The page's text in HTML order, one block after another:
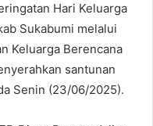
Hari Keluarga
Sukabumi melalui
Keluarga Berencana
santunan
Senin (23/06/2025).